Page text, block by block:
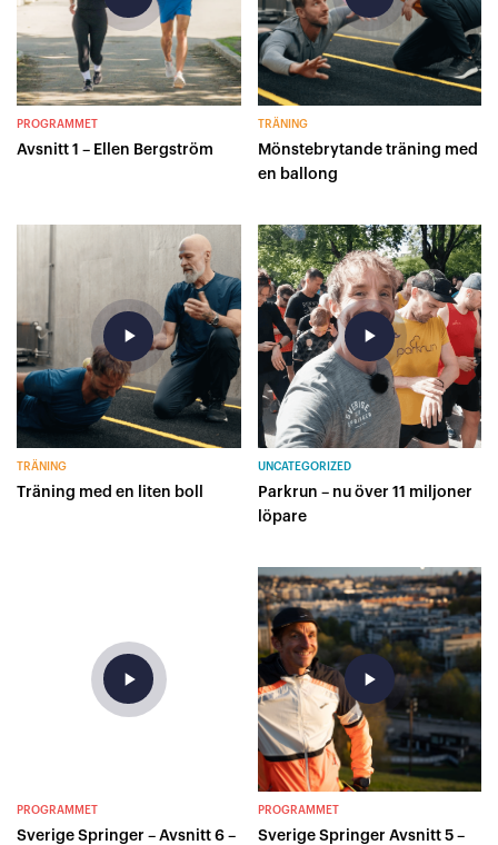
PROGRAMMET
Avsnitt 1 – Ellen Bergström
TRÄNING
Mönstebrytande träning med
en ballong
play_arrow
TRÄNING
Träning med en liten boll
play_arrow
UNCATEGORIZED
Parkrun – nu över 11 miljoner
löpare
play_arrow
PROGRAMMET
Sverige Springer – Avsnitt 6 –
play_arrow
PROGRAMMET
Sverige Springer Avsnitt 5 –